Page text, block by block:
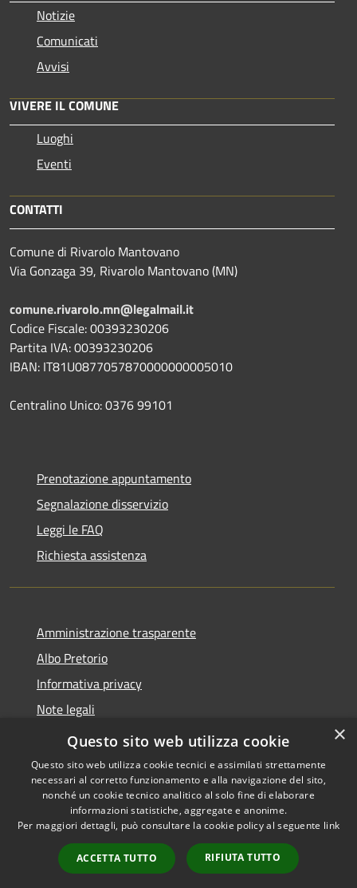
Notizie
Comunicati
Avvisi
VIVERE IL COMUNE
Luoghi
Eventi
CONTATTI
Comune di Rivarolo Mantovano
Via Gonzaga 39, Rivarolo Mantovano (MN)
comune.rivarolo.mn@legalmail.it
Codice Fiscale: 00393230206
Partita IVA: 00393230206
IBAN: IT81U0877057870000000005010
Centralino Unico: 0376 99101
Prenotazione appuntamento
Segnalazione disservizio
Leggi le FAQ
Richiesta assistenza
Amministrazione trasparente
Albo Pretorio
Informativa privacy
Note legali
Dichiarazione di accessibilità
Accessibilità
Copyright © 2026 • Comune di
Rivarolo Mantovano • Powered
byMunicipium
Accesso
redazione
×
Questo sito web utilizza cookie
Questo sito web utilizza cookie tecnici e assimilati strettamente
necessari al corretto funzionamento e alla navigazione del sito,
nonché un cookie tecnico analitico al solo fine di elaborare
informazioni statistiche, aggregate e anonime.
Per maggiori dettagli, può consultare la cookie policy al seguente link
ACCETTA TUTTO RIFIUTA TUTTO